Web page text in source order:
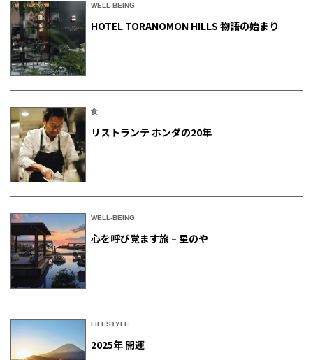
WELL-BEING
HOTEL TORANOMON HILLS 物語の始まり
食
リストランテ ホンダの20年
WELL-BEING
心を呼び覚ます旅 – 星のや
LIFESTYLE
2025年 開運